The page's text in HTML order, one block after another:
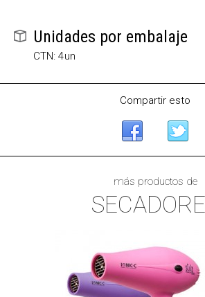
Unidades por embalaje
CTN: 4un
Compartir esto
más productos de